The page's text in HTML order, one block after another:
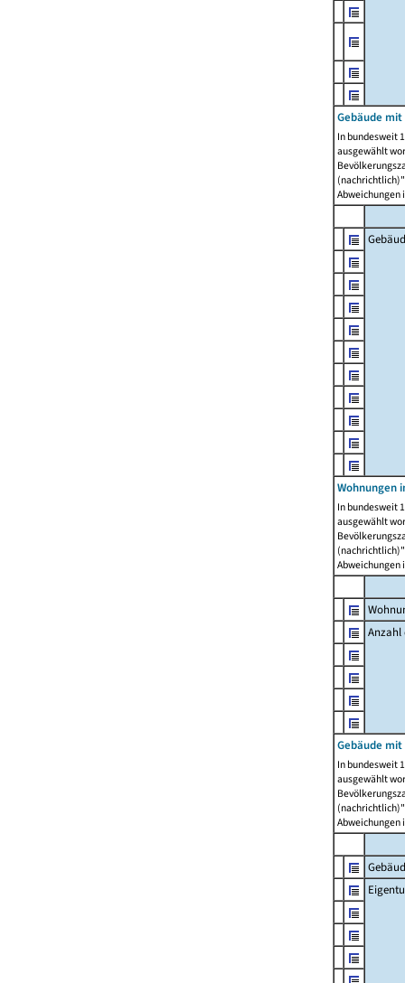
Gebäude
In bundesweit
ausgewählt
Abweichungen
Wohnungen
In bundesweit
ausgewählt
Abweichungen
Anzahl
Gebäude
In bundesweit
ausgewählt
Abweichungen